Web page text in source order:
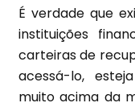
É verdade que
instituições
carteiras de
acessá-lo,
muito acima da